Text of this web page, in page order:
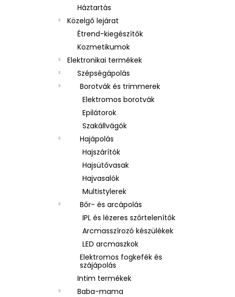
Háztartás
Közelgő lejárat
Étrend-kiegészítők
Kozmetikumok
Elektronikai termékek
Szépségápolás
Borotvák és trimmerek
Elektromos borotvák
Epilátorok
Szakállvágók
Hajápolás
Hajszárítók
Hajsütővasak
Hajvasalók
Multistylerek
Bőr- és arcápolás
IPL és lézeres szőrtelenítők
Arcmasszírozó készülékek
LED arcmaszkok
Elektromos fogkefék és
szájápolás
Intim termékek
Baba-mama